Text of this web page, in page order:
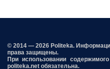
© 2014 — 2026 Politeka.
права защищены.
При использовании
politeka.net обязательна.